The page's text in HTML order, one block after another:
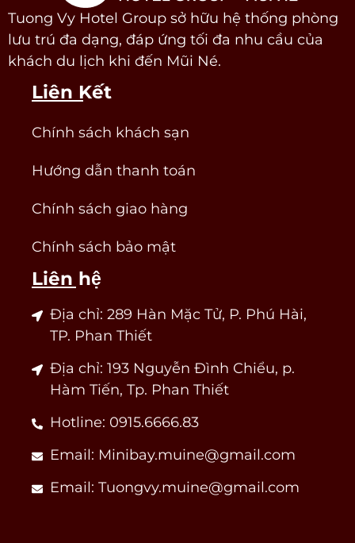
Tuong Vy Hotel Group sở hữu hệ thống phòng
lưu trú đa dạng, đáp ứng tối đa nhu cầu của
khách du lịch khi đến Mũi Né.
Liên Kết
Chính sách khách sạn
Hướng dẫn thanh toán
Chính sách giao hàng
Chính sách bảo mật
Liên hệ
Địa chỉ: 289 Hàn Mặc Tử, P. Phú Hài,
TP. Phan Thiết
Địa chỉ: 193 Nguyễn Đình Chiểu, p.
Hàm Tiến, Tp. Phan Thiết
Hotline: 0915.6666.83
Email: Minibay.muine@gmail.com
Email: Tuongvy.muine@gmail.com